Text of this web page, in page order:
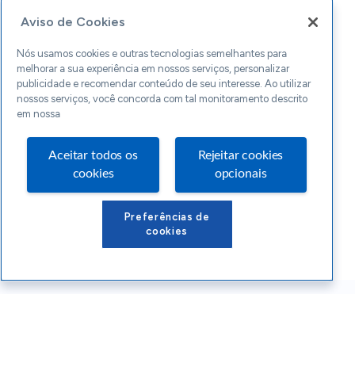
Aviso de Cookies
Nós usamos cookies e outras tecnologias semelhantes para
melhorar a sua experiência em nossos serviços, personalizar
publicidade e recomendar conteúdo de seu interesse. Ao utilizar
nossos serviços, você concorda com tal monitoramento descrito
em nossa
Aceitar todos os
cookies
Rejeitar cookies
opcionais
Preferências de
cookies